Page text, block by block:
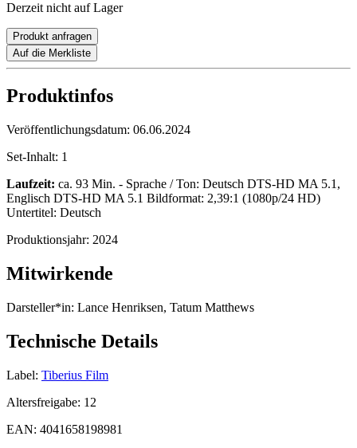
Derzeit nicht auf Lager
Produkt anfragen
Auf die Merkliste
Produktinfos
Veröffentlichungsdatum: 06.06.2024
Set-Inhalt: 1
Laufzeit: ca. 93 Min. - Sprache / Ton: Deutsch DTS-HD MA 5.1,
Englisch DTS-HD MA 5.1 Bildformat: 2,39:1 (1080p/24 HD)
Untertitel: Deutsch
Produktionsjahr: 2024
Mitwirkende
Darsteller*in: Lance Henriksen, Tatum Matthews
Technische Details
Label: Tiberius Film
Altersfreigabe: 12
EAN: 4041658198981